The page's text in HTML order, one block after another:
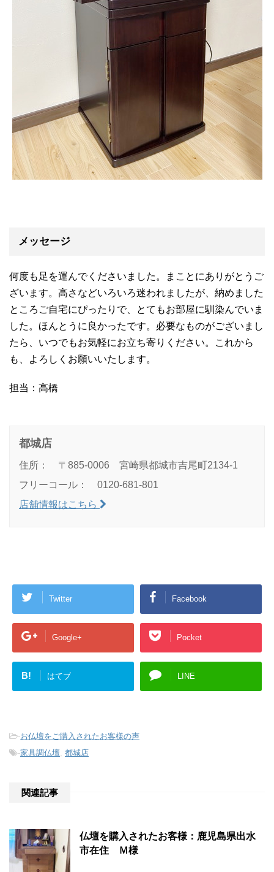
メッセージ
何度も足を運んでくださいました。まことにありがとうご
ざいます。高さなどいろいろ迷われましたが、納めました
ところご自宅にぴったりで、とてもお部屋に馴染んでいま
した。ほんとうに良かったです。必要なものがございまし
たら、いつでもお気軽にお立ち寄りください。これから
も、よろしくお願いいたします。
担当：高橋
都城店
住所： 〒885-0006 宮崎県都城市吉尾町2134-1
フリーコール： 0120-681-801
店舗情報はこちら
Twitter Facebook
Google+ Pocket
B! はてブ LINE
-お仏壇をご購入されたお客様の声
-家具調仏壇 都城店
関連記事
仏壇を購入されたお客様：鹿児島県出水
市在住 Ｍ様